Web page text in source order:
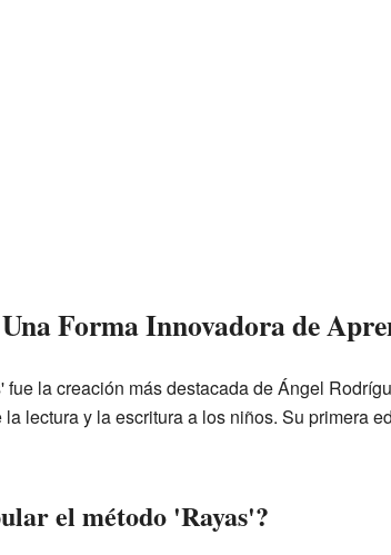
Forma Innovadora de
la creación más destacada de Ángel
lectura y la escritura a los niños. Su primera
el método 'Rayas'?